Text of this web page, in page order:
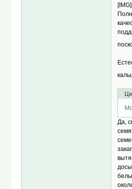
[IMG]
Да,